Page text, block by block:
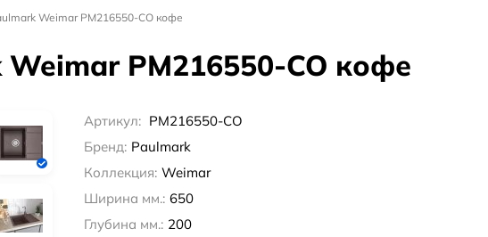
Weimar PM216550-CO кофе
PM216550-CO кофе
Артикул: PM216550-CO
Бренд: Paulmark
Коллекция: Weimar
Ширина мм.: 650
Глубина мм.: 200